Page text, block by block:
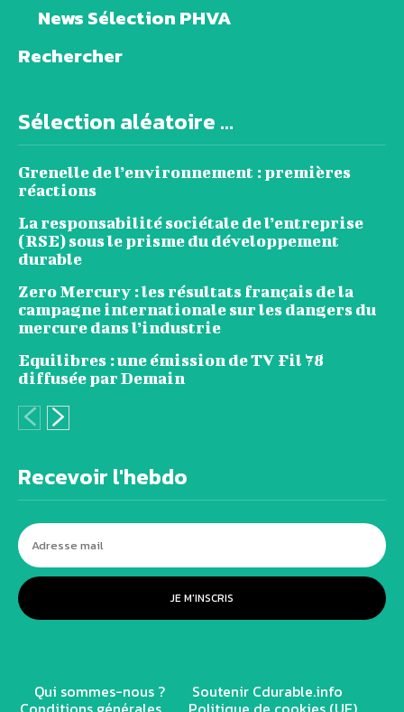
News Sélection PHVA
Rechercher
Sélection aléatoire ...
Grenelle de l’environnement : premières
réactions
La responsabilité sociétale de l’entreprise
(RSE) sous le prisme du développement
durable
Zero Mercury : les résultats français de la
campagne internationale sur les dangers du
mercure dans l’industrie
Equilibres : une émission de TV Fil 78
diffusée par Demain
Recevoir l'hebdo
JE M'INSCRIS
Qui sommes-nous ? Soutenir Cdurable.info